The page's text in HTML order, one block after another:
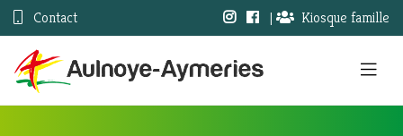
Contact | Kiosque famille